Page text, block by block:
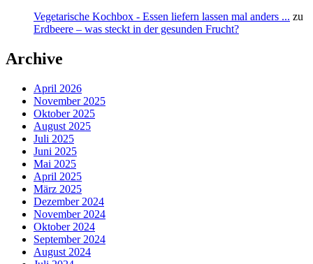
Vegetarische Kochbox - Essen liefern lassen mal anders ... zu
Erdbeere – was steckt in der gesunden Frucht?
Archive
April 2026
November 2025
Oktober 2025
August 2025
Juli 2025
Juni 2025
Mai 2025
April 2025
März 2025
Dezember 2024
November 2024
Oktober 2024
September 2024
August 2024